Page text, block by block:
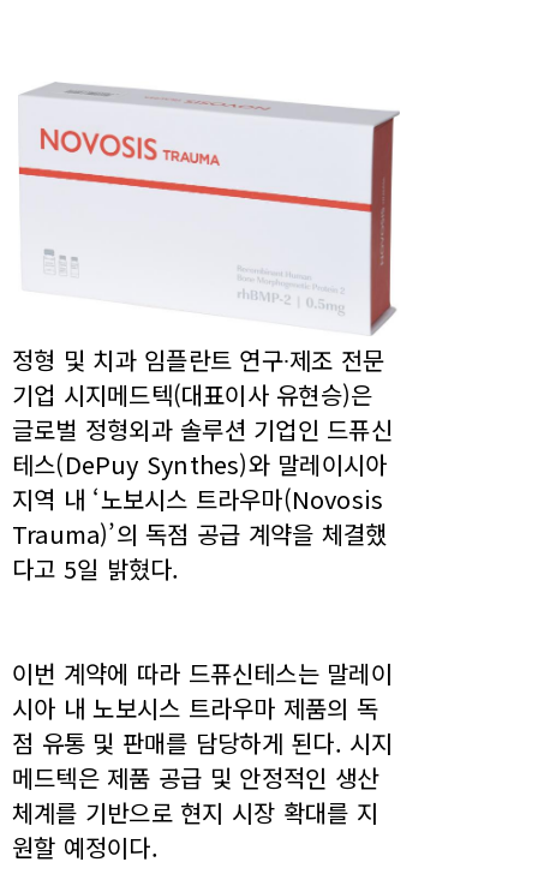
정형 및 치과 임플란트 연구∙제조 전문
기업 시지메드텍(대표이사 유현승)은
글로벌 정형외과 솔루션 기업인 드퓨신
테스(DePuy Synthes)와 말레이시아
지역 내 ‘노보시스 트라우마(Novosis
Trauma)’의 독점 공급 계약을 체결했
다고 5일 밝혔다.
이번 계약에 따라 드퓨신테스는 말레이
시아 내 노보시스 트라우마 제품의 독
점 유통 및 판매를 담당하게 된다. 시지
메드텍은 제품 공급 및 안정적인 생산
체계를 기반으로 현지 시장 확대를 지
원할 예정이다.